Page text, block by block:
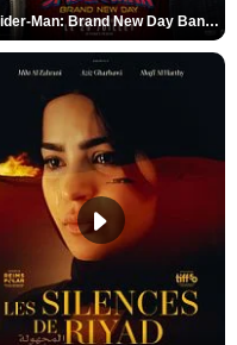
Spider-Man: Brand New Day Bande-annonce VO STFR